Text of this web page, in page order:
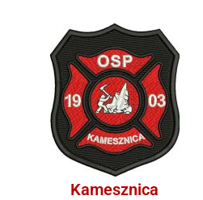
Kamesznica